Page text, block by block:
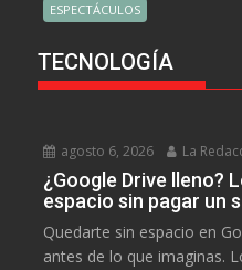
ESPECTÁCULOS
TECNOLOGÍA
agosto 6, 2026 La
¿Google Drive lleno?
espacio sin pagar un
Quedarte sin espacio en
antes de lo que imaginas.